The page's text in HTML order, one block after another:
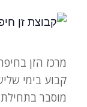
מרכז הזן
מוסבר